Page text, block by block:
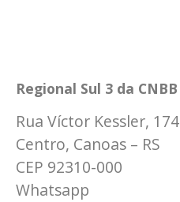
Regional Sul 3 da CNBB
Rua Víctor Kessler, 174
Centro, Canoas – RS
CEP 92310-000
Whatsapp